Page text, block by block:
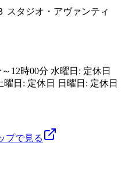
スタジオ・アヴァンティ
12時00分 水曜日: 定休日
日: 定休日 日曜日: 定休日
プで見る